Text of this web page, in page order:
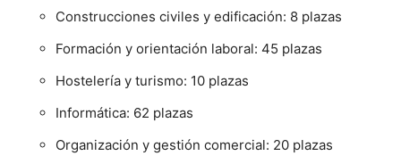
Construcciones civiles y edificación: 8 plazas
Formación y orientación laboral: 45 plazas
Hostelería y turismo: 10 plazas
Informática: 62 plazas
Organización y gestión comercial: 20 plazas